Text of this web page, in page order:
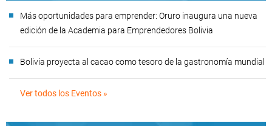
Más oportunidades para emprender: Oruro inaugura una nueva
edición de la Academia para Emprendedores Bolivia
Bolivia proyecta al cacao como tesoro de la gastronomía mundial
Ver todos los Eventos »